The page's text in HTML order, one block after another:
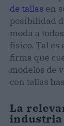
de tallas en
posibilidad
moda a
físico. Tal es
firma que
modelos de
con tallas
La
industria